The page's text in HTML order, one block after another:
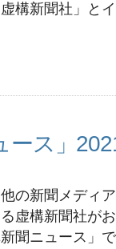
構新聞社」と
ース」
の新聞メディ
虚構新聞社が
聞ニュース」